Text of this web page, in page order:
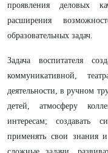
проявления деловых
расширения
образовательных задач.
Задача воспитателя
коммуникативной,
деятельности, в ручном
детей, атмосферу
интересам; создавать
применять свои знания